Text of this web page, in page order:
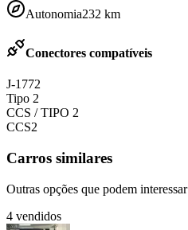
Autonomia232 km
Conectores compatíveis
J-1772
Tipo 2
CCS / TIPO 2
CCS2
Carros similares
Outras opções que podem interessar
4 vendidos